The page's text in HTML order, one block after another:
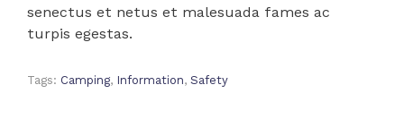
senectus et netus et malesuada fames ac
turpis egestas.
Tags: Camping, Information, Safety